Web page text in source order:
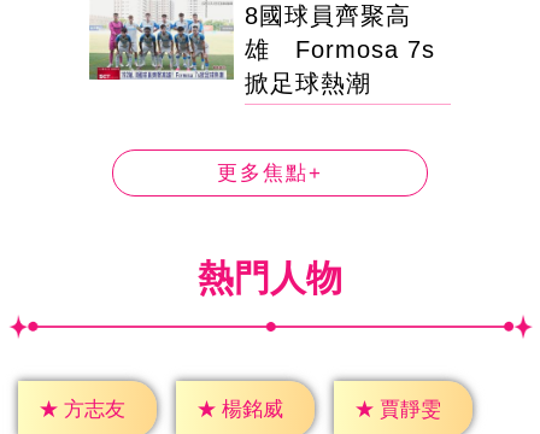
8國球員齊聚高
雄 Formosa 7s
掀足球熱潮
更多焦點+
熱門人物
★ 方志友 ★ 楊銘威 ★ 賈靜雯